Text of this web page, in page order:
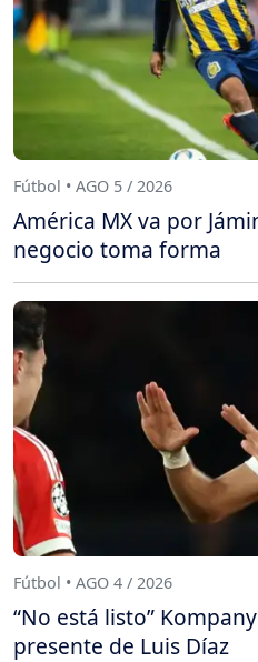
Fútbol • AGO 5 / 2026
América MX va por
negocio toma forma
Fútbol • AGO 4 / 2026
“No está listo”
presente de Luis Díaz